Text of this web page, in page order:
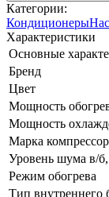
Категории:
Кондиционеры
Характеристики
Основные
Бренд
Цвет
Мощность
Мощность
Марка
Уровень шума в/
Режим обогрева
Тип внутреннего